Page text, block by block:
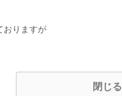
おりますが
閉じる